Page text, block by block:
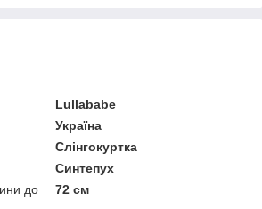
Lullababe
Україна
Слінгокуртка
Синтепух
до
72 см